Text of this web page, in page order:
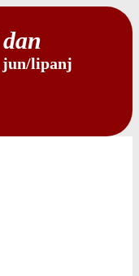
jun/lipanj